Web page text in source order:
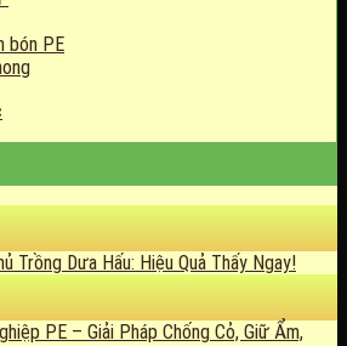
bón PE
Trồng Dưa Hấu: Hiệu Quả Thấy Ngay!
PE – Giải Pháp Chống Cỏ, Giữ Ẩm,